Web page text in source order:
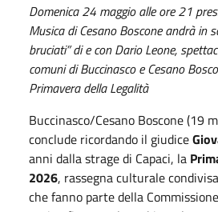
Domenica 24 maggio alle ore 21
Musica di Cesano Boscone andrà in
bruciati” di e con Dario Leone,
comuni di Buccinasco e Cesano
Primavera della Legalità
Buccinasco/Cesano Boscone (19
conclude ricordando il giudice
anni dalla strage di Capaci, la
2026, rassegna culturale
che fanno parte della